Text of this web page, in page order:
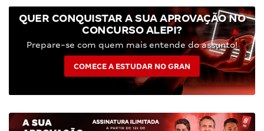
QUER CONQUISTAR A SUA APROVAÇÃO NO
CONCURSO ALEPI?
Prepare-se com quem mais entende do assunto!
COMECE A ESTUDAR NO GRAN